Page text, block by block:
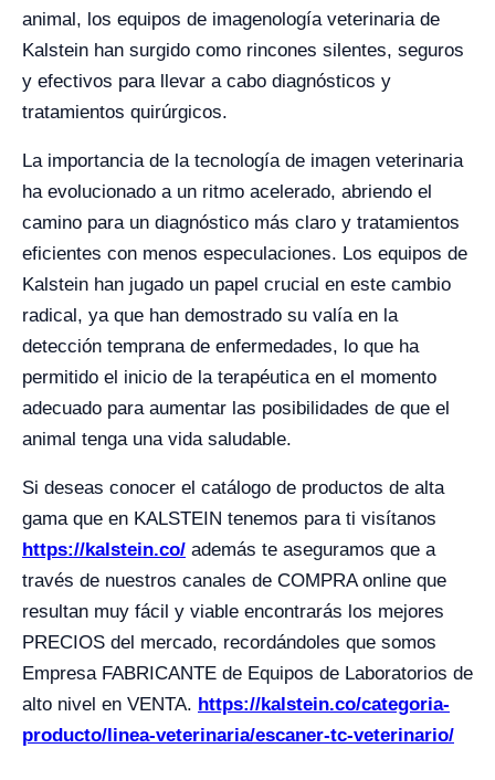
animal, los equipos de imagenología veterinaria de
Kalstein han surgido como rincones silentes, seguros
y efectivos para llevar a cabo diagnósticos y
tratamientos quirúrgicos.
La importancia de la tecnología de imagen veterinaria
ha evolucionado a un ritmo acelerado, abriendo el
camino para un diagnóstico más claro y tratamientos
eficientes con menos especulaciones. Los equipos de
Kalstein han jugado un papel crucial en este cambio
radical, ya que han demostrado su valía en la
detección temprana de enfermedades, lo que ha
permitido el inicio de la terapéutica en el momento
adecuado para aumentar las posibilidades de que el
animal tenga una vida saludable.
Si deseas conocer el catálogo de productos de alta
gama que en KALSTEIN tenemos para ti visítanos
https://kalstein.co/ además te aseguramos que a
través de nuestros canales de COMPRA online que
resultan muy fácil y viable encontrarás los mejores
PRECIOS del mercado, recordándoles que somos
Empresa FABRICANTE de Equipos de Laboratorios de
alto nivel en VENTA. https://kalstein.co/categoria-
producto/linea-veterinaria/escaner-tc-veterinario/